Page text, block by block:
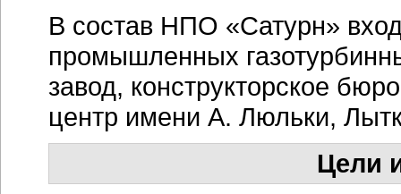
В состав НПО «Сатурн»
промышленных
завод, конструкторское
центр имени А. Люльки,
Цели